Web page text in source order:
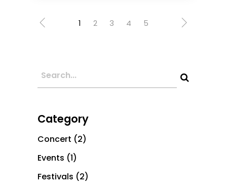
1 2 3 4 5
Category
Concert (2)
Events (1)
Festivals (2)